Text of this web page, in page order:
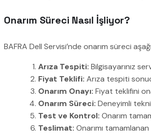
Onarım Süreci Nasıl İşliyor?
BAFRA Dell Servisi’nde onarım süreci
Arıza Tespiti: Bilgisayarınız
Fiyat Teklifi: Arıza tespiti
Onarım Onayı: Fiyat teklifini
Onarım Süreci: Deneyimli
Test ve Kontrol: Onarım
Teslimat: Onarımı